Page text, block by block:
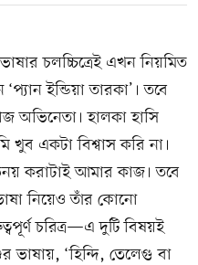
চলচ্চিত্রেই এখন নিয়মিত
ইন্ডিয়া তারকা’। তবে
অভিনেতা। হালকা হাসি
খুব একটা বিশ্বাস করি না।
করাটাই আমার কাজ। তবে
নিয়েও তাঁর কোনো
চরিত্র—এ দুটি বিষয়ই
ভাষায়, ‘হিন্দি, তেলেগু বা